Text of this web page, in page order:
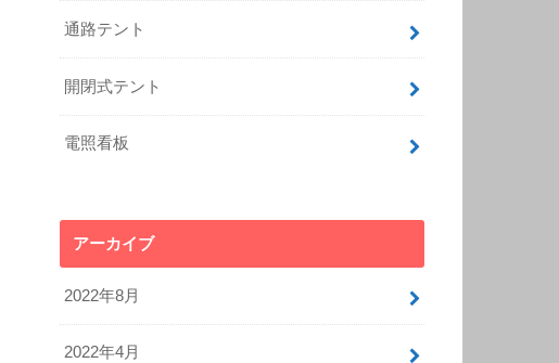
通路テント
開閉式テント
電照看板
アーカイブ
2022年8月
2022年4月